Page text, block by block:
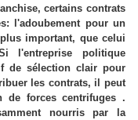
certains contrats
l'adoubement pour un
important, que celui
l'entreprise politique
de sélection clair pour
les contrats, il peut
de forces centrifuges .
nourris par la